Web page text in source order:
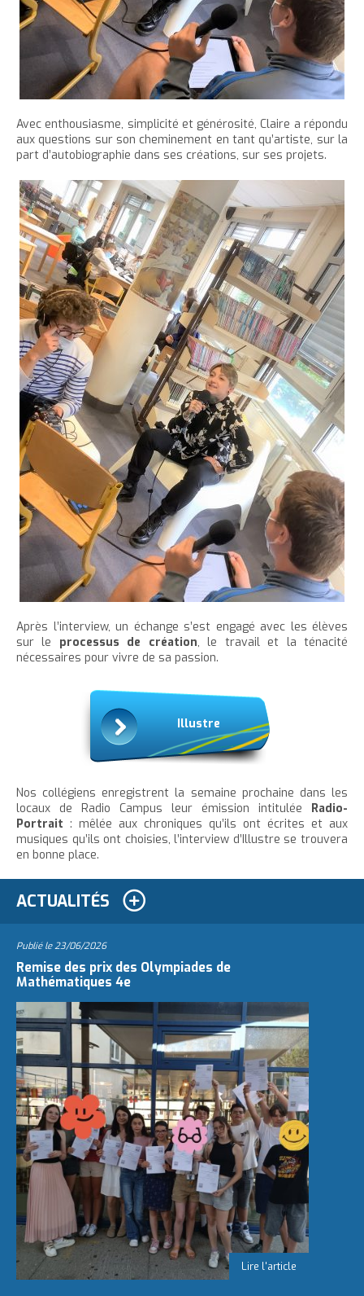
Avec enthousiasme, simplicité et générosité, Claire a répondu
aux questions sur son cheminement en tant qu’artiste, sur la
part d’autobiographie dans ses créations, sur ses projets.
Après l’interview, un échange s’est engagé avec les élèves
sur le processus de création, le travail et la ténacité
nécessaires pour vivre de sa passion.
Illustre
Nos collégiens enregistrent la semaine prochaine dans les
locaux de Radio Campus leur émission intitulée Radio-
Portrait : mêlée aux chroniques qu’ils ont écrites et aux
musiques qu’ils ont choisies, l’interview d’Illustre se trouvera
en bonne place.
ACTUALITÉS
Publié le23/06/2026
Remise des prix des Olympiades de
Mathématiques 4e